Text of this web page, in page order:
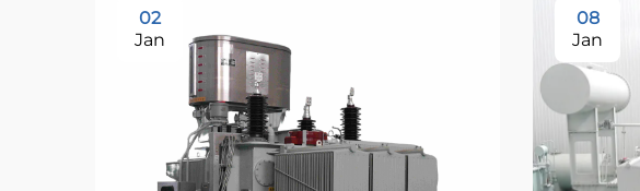
02
Jan
08
Jan